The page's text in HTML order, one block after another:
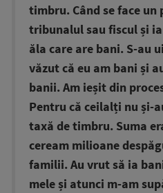
timbru. Când se face un
tribunalul sau fiscul și
ăla care are bani. S-au
văzut că eu am bani și
banii. Am ieșit din
Pentru că ceilalți nu și-
taxă de timbru. Suma
ceream milioane
familii. Au vrut să ia
mele și atunci m-am